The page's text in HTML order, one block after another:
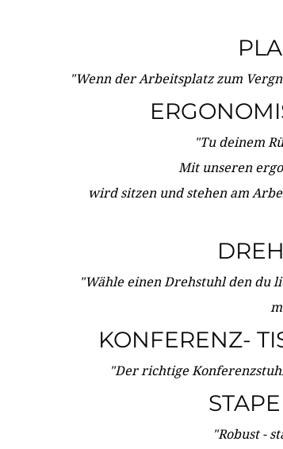
"Wenn der Arbeitsplatz zum
"Tu deinem
Mit unseren
wird sitzen und stehen am
"Wähle einen Drehstuhl den du
KONFERENZ-
"Der richtige
"Robust -